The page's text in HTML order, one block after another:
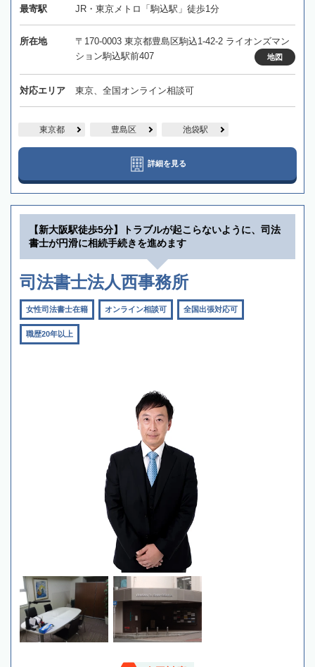
最寄駅 JR・東京メトロ「駒込駅」徒歩1分
所在地
〒170-0003 東京都豊島区駒込1-42-2 ライオンズマン
ション駒込駅前407
地図
対応エリア 東京、全国オンライン相談可
東京都 豊島区 池袋駅
詳細を見る
【新大阪駅徒歩5分】トラブルが起こらないように、司法
書士が円滑に相続手続きを進めます
司法書士法人西事務所
女性司法書士在籍 オンライン相談可 全国出張対応可
職歴20年以上